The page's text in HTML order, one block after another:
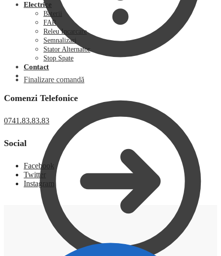
Finalizare comandă
Electrice
Baterii
FAR
Releu Incarcare
Semnalizari
Stator Alternator
Stop Spate
Contact
Comenzi Telefonice
0741.83.83.83
Social
Facebook
Twitter
Instagram